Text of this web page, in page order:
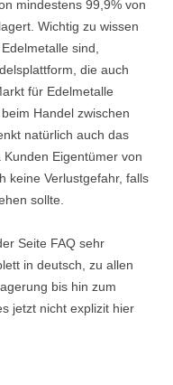
mindestens 99,9% von
Wichtig zu wissen
sind,
die auch
für Edelmetalle
Handel zwischen
natürlich auch das
Kunden Eigentümer von
keine Verlustgefahr, falls
sollte.
Seite FAQ sehr
in deutsch, zu allen
bis hin zum
jetzt nicht explizit hier